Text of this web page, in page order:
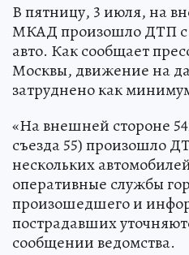
В пятницу, 3 июля, на
МКАД произошло ДТП с
авто. Как сообщает
Москвы, движение на
затруднено как
«На внешней стороне
съезда 55) произошло
нескольких
оперативные службы
произошедшего и
пострадавших
сообщении ведомства.